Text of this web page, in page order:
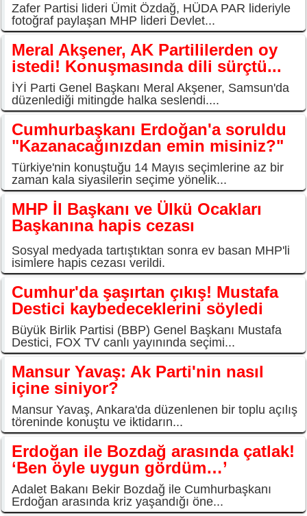
Zafer Partisi lideri Ümit Özdağ, HÜDA PAR lideriyle
fotoğraf paylaşan MHP lideri Devlet...
Meral Akşener, AK Partililerden oy
istedi! Konuşmasında dili sürçtü...
İYİ Parti Genel Başkanı Meral Akşener, Samsun'da
düzenlediği mitingde halka seslendi....
Cumhurbaşkanı Erdoğan'a soruldu
"Kazanacağınızdan emin misiniz?"
Türkiye'nin konuştuğu 14 Mayıs seçimlerine az bir
zaman kala siyasilerin seçime yönelik...
MHP İl Başkanı ve Ülkü Ocakları
Başkanına hapis cezası
Sosyal medyada tartıştıktan sonra ev basan MHP'li
isimlere hapis cezası verildi.
Cumhur'da şaşırtan çıkış! Mustafa
Destici kaybedeceklerini söyledi
Büyük Birlik Partisi (BBP) Genel Başkanı Mustafa
Destici, FOX TV canlı yayınında seçimi...
Mansur Yavaş: Ak Parti'nin nasıl
içine siniyor?
Mansur Yavaş, Ankara'da düzenlenen bir toplu açılış
töreninde konuştu ve iktidarın...
Erdoğan ile Bozdağ arasında çatlak!
‘Ben öyle uygun gördüm…’
Adalet Bakanı Bekir Bozdağ ile Cumhurbaşkanı
Erdoğan arasında kriz yaşandığı öne...